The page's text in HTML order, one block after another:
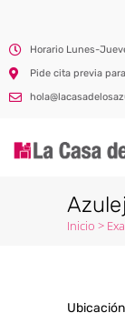
Horario Lunes-
Pide cita previa
Inicio > Exa
Ubicación